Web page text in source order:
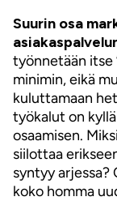
Suurin osa
työnnetään itse
minimin, eikä
kuluttamaan
työkalut on
osaamisen.
siilottaa
syntyy
koko homma